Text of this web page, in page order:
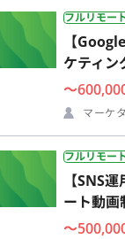
フルリモー
【
ケティン
〜
マーケ
フルリモー
【SNS
ート動画
〜